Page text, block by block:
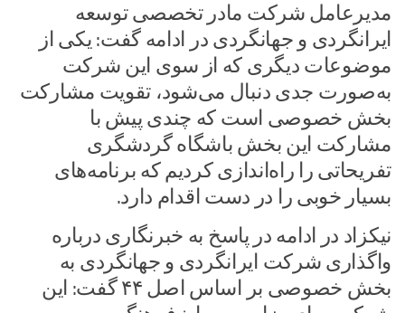
مدیرعامل شرکت مادر تخصصی توسعه
ایرانگردی و جهانگردی در ادامه گفت: یکی از
موضوعات دیگری که از سوی این شرکت
به‌صورت جدی دنبال می‌شود، تقویت مشارکت
بخش خصوصی است که چندی پیش با
مشارکت این بخش باشگاه گردشگری
تفریحاتی را راه‌اندازی کردیم که برنامه‌های
بسیار خوبی را در دست اقدام دارد.
نیکزاد در ادامه در پاسخ به خبرنگاری درباره
واگذاری شرکت ایرانگردی و جهانگردی به
بخش خصوصی بر اساس اصل ۴۴ گفت: این